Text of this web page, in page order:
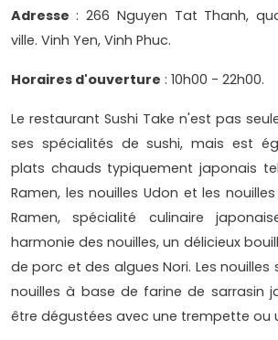
Adresse : 266 Nguyen Tat Thanh,
ville. Vinh Yen, Vinh Phuc.
Horaires d'ouverture : 10h00 - 22h00.
Le restaurant Sushi Take n'est pas
ses spécialités de sushi, mais est
plats chauds typiquement japonais
Ramen, les nouilles Udon et les
Ramen, spécialité culinaire
harmonie des nouilles, un délicieux
de porc et des algues Nori. Les
nouilles à base de farine de sarrasin
être dégustées avec une trempette ou